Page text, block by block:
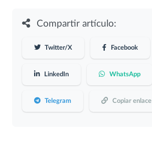
Compartir artículo:
Twitter/X Facebook
LinkedIn WhatsApp
Telegram Copiar enlace